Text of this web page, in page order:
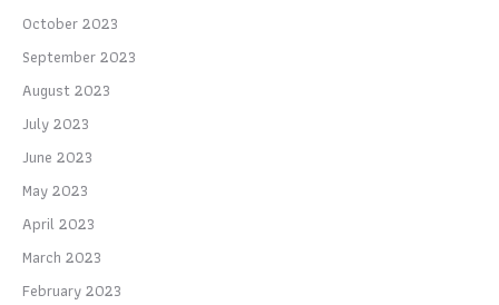
October 2023
September 2023
August 2023
July 2023
June 2023
May 2023
April 2023
March 2023
February 2023